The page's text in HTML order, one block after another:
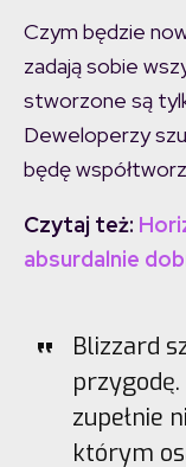
Czym będzie
zadają sobie
stworzone są
Deweloperzy
będę
Czytaj też:
absurdalnie
Blizzard
zupełnie
którym